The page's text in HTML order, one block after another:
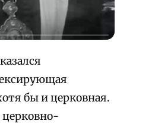
бы и церковная.
церковно-